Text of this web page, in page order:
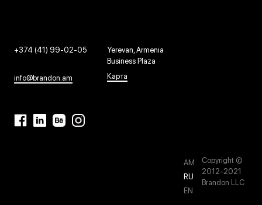
+374 (41) 99-02-05
info@brandon.am
Yerevan, Armenia
Business Plaza
Карта
AM
RU
EN
Copyright ©
2012-2021
Brandon LLC